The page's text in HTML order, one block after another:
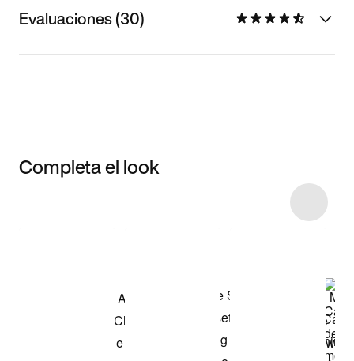
Evaluaciones (30)
Completa el look